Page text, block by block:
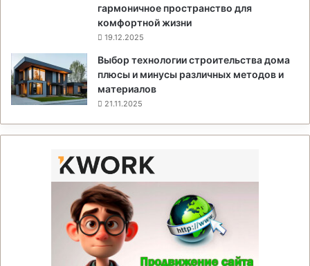
гармоничное пространство для
комфортной жизни
19.12.2025
Выбор технологии строительства дома
плюсы и минусы различных методов и
материалов
21.11.2025